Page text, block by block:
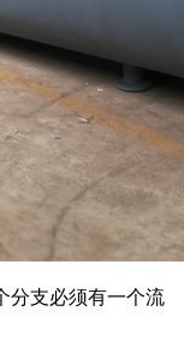
分支必须有一个流